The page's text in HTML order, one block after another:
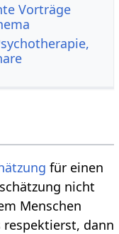
Vorträge
für einen
nicht
Menschen
respektierst, dann